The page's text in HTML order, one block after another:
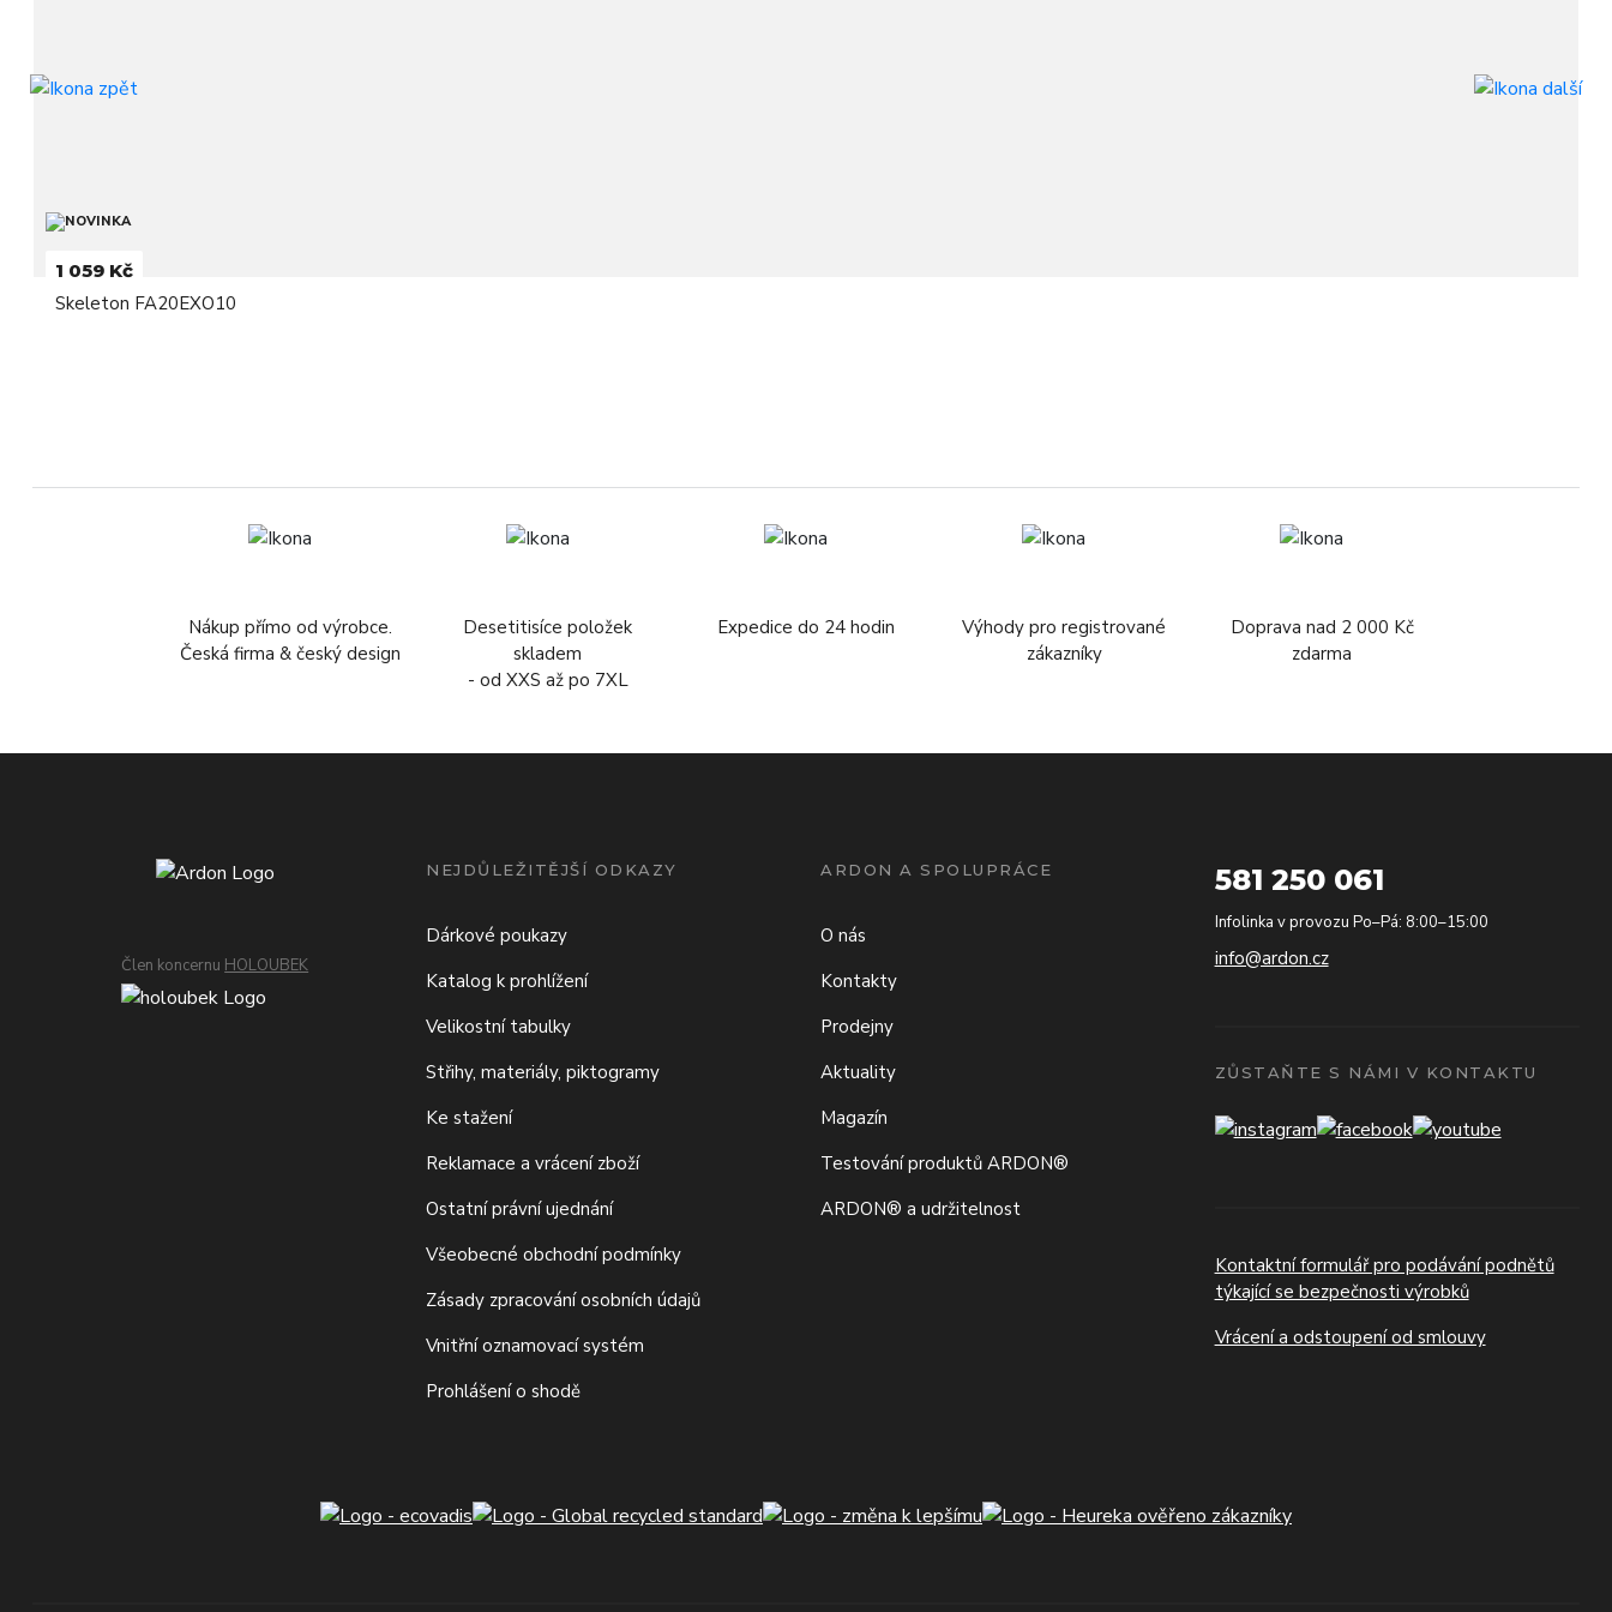
1 059 Kč
Skeleton FA20EXO10
Nákup přímo od výrobce.
Česká firma & český design
Desetitisíce položek
skladem
- od XXS až po 7XL
Expedice do 24 hodin
Výhody pro registrované
zákazníky
Doprava nad 2 000 Kč
zdarma
Člen koncernu HOLOUBEK
NEJDŮLEŽITĚJŠÍ ODKAZY
Dárkové poukazy
Katalog k prohlížení
Velikostní tabulky
Střihy, materiály, piktogramy
Ke stažení
Reklamace a vrácení zboží
Ostatní právní ujednání
Všeobecné obchodní podmínky
Zásady zpracování osobních údajů
Vnitřní oznamovací systém
Prohlášení o shodě
ARDON A SPOLUPRÁCE
O nás
Kontakty
Prodejny
Aktuality
Magazín
Testování produktů ARDON®
ARDON® a udržitelnost
581 250 061
Infolinka v provozu Po–Pá: 8:00–15:00
info@ardon.cz
ZŮSTAŇTE S NÁMI V KONTAKTU
Kontaktní formulář pro podávání podnětů
týkající se bezpečnosti výrobků
Vrácení a odstoupení od smlouvy